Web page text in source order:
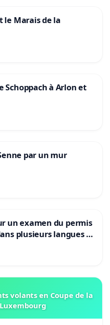
le Marais de la
Schoppach à Arlon et
par un mur
un examen du permis
plusieurs langues à
volants en Coupe de la